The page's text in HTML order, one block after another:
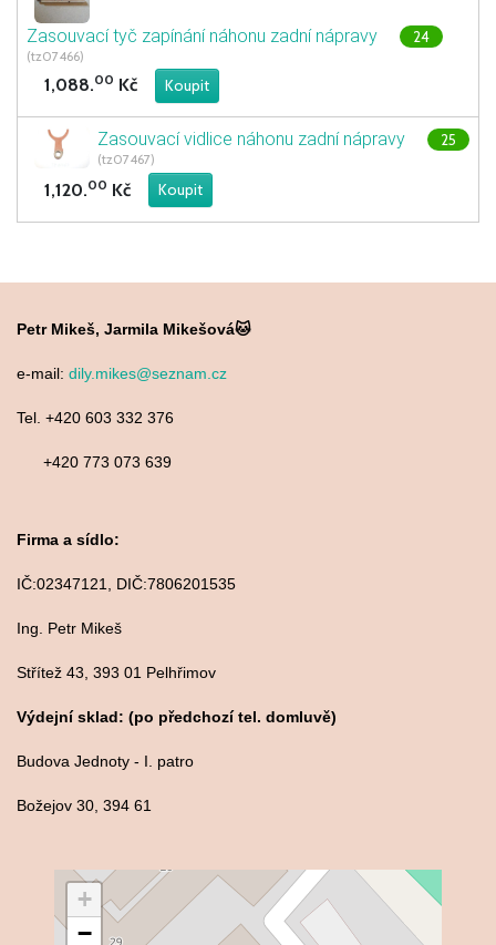
Zasouvací tyč zapínání náhonu zadní nápravy 24
(tz07466)
1,088.00 Kč
Zasouvací vidlice náhonu zadní nápravy 25
(tz07467)
1,120.00 Kč
Petr Mikeš, Jarmila Mikešová🐱
e-mail: dily.mikes@seznam.cz
Tel. +420 603 332 376
+420 773 073 639
Firma a sídlo:
IČ:02347121, DIČ:7806201535
Ing. Petr Mikeš
Střítež 43, 393 01 Pelhřimov
Výdejní sklad: (po předchozí tel. domluvě)
Budova Jednoty - I. patro
Božejov 30, 394 61